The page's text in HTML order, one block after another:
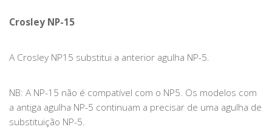
Crosley NP-15
A Crosley NP15 substitui a anterior agulha NP-5.
NB: A NP-15 não é compatível com o NP5. Os modelos com
a antiga agulha NP-5 continuam a precisar de uma agulha de
substituição NP-5.